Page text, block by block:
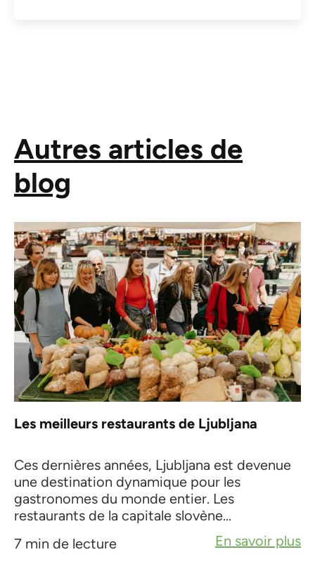
Autres articles de
blog
Les meilleurs restaurants de Ljubljana
Ces dernières années, Ljubljana est devenue
une destination dynamique pour les
gastronomes du monde entier. Les
restaurants de la capitale slovène...
7 min de lecture
En savoir plus